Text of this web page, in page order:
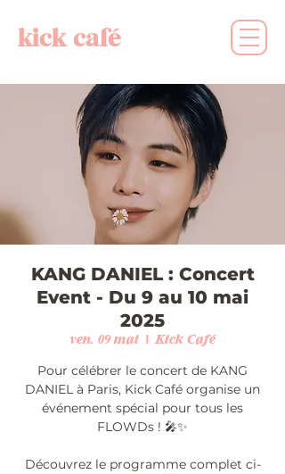
kick café
KANG DANIEL : Concert
Event - Du 9 au 10 mai
2025
ven. 09 mai
  |
Kick Café
Pour célébrer le concert de KANG
DANIEL à Paris, Kick Café organise un
événement spécial pour tous les
FLOWDs ! 🎤✨
Découvrez le programme complet ci-